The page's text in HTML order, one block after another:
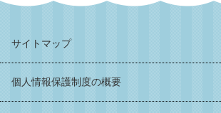
サイトマップ
個人情報保護制度の概要